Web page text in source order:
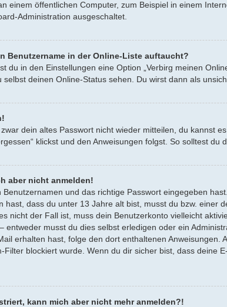
einem öffentlichen Computer, zum Beispiel in einem
Administration ausgeschaltet.
Benutzername in der Online-Liste auftaucht?
du in den Einstellungen eine Option „Verbirg meinen
deinen Online-Status sehen. Du wirst dann als
dein altes Passwort nicht wieder mitteilen, du kannst
klickst und den Anweisungen folgst. So solltest du
aber nicht anmelden!
und das richtige Passwort eingegeben
dass du unter 13 Jahre alt bist, musst du bzw. einer
nicht der Fall ist, muss dein Benutzerkonto vielleicht
entweder musst du dies selbst erledigen oder ein
erhalten hast, folge den dort enthaltenen
Filter blockiert wurde. Wenn du dir sicher bist, dass deine
kann mich aber nicht mehr anmelden?!